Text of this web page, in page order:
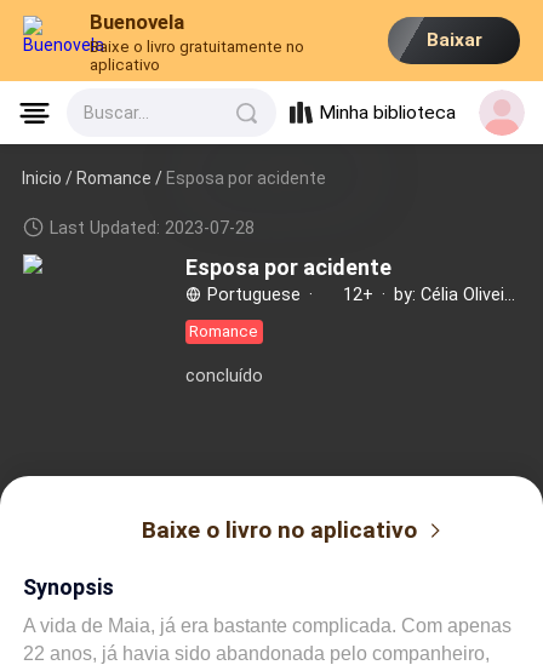
Buenovela
Baixe o livro gratuitamente no
aplicativo
Baixar
Buscar... Minha biblioteca
Inicio /Romance / Esposa por acidente
Last Updated: 2023-07-28
Esposa por acidente
Portuguese · 12+ ·
Romance
concluído
Baixe o livro no aplicativo
Synopsis
A vida de Maia, já era bastante complicada. Com apenas
22 anos, já havia sido abandonada pelo companheiro,